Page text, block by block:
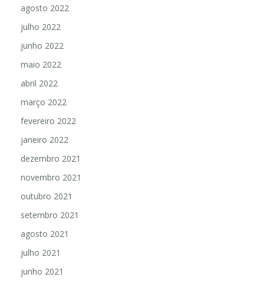
agosto 2022
julho 2022
junho 2022
maio 2022
abril 2022
março 2022
fevereiro 2022
janeiro 2022
dezembro 2021
novembro 2021
outubro 2021
setembro 2021
agosto 2021
julho 2021
junho 2021